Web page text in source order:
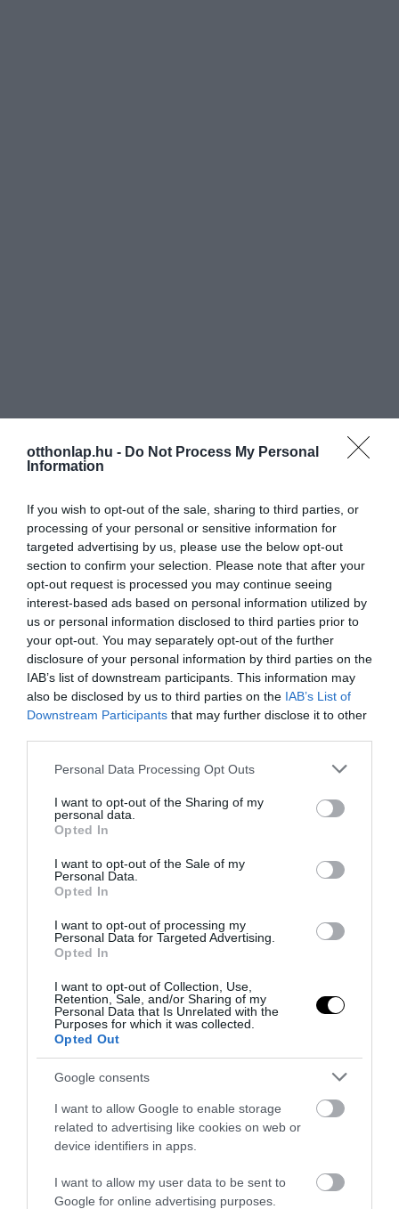
otthonlap.hu - Do Not Process My Personal
Information
If you wish to opt-out of the sale, sharing to third parties, or
processing of your personal or sensitive information for
targeted advertising by us, please use the below opt-out
section to confirm your selection. Please note that after your
opt-out request is processed you may continue seeing
interest-based ads based on personal information utilized by
us or personal information disclosed to third parties prior to
your opt-out. You may separately opt-out of the further
disclosure of your personal information by third parties on the
IAB’s list of downstream participants. This information may
also be disclosed by us to third parties on the IAB’s List of
Downstream Participants that may further disclose it to other
Please note that this website/app uses one or more Google
not limited to your visit or usage behaviour. You may click to
grant or deny consent to Google and its third-party tags to
use your data for below specified purposes in below Google
consent section.
Personal Data Processing Opt Outs
I want to opt-out of the Sharing of my
personal data.
Opted In
I want to opt-out of the Sale of my
Personal Data.
Opted In
I want to opt-out of processing my
Personal Data for Targeted Advertising.
Opted In
I want to opt-out of Collection, Use,
Retention, Sale, and/or Sharing of my
Personal Data that Is Unrelated with the
Purposes for which it was collected.
Opted Out
Google consents
I want to allow Google to enable storage
related to advertising like cookies on web or
device identifiers in apps.
I want to allow my user data to be sent to
Google for online advertising purposes.